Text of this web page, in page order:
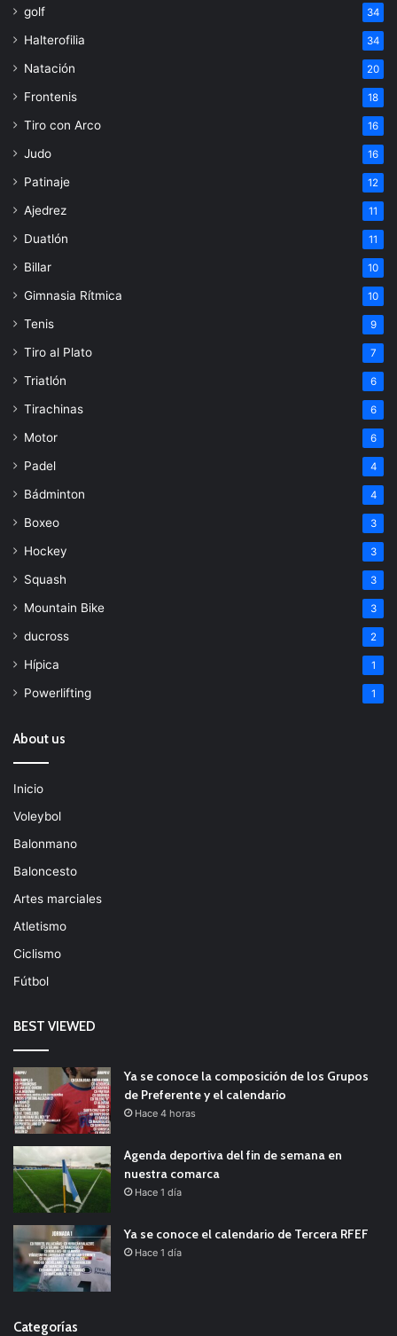
golf 34
Halterofilia 34
Natación 20
Frontenis 18
Tiro con Arco 16
Judo 16
Patinaje 12
Ajedrez 11
Duatlón 11
Billar 10
Gimnasia Rítmica 10
Tenis 9
Tiro al Plato 7
Triatlón 6
Tirachinas 6
Motor 6
Padel 4
Bádminton 4
Boxeo 3
Hockey 3
Squash 3
Mountain Bike 3
ducross 2
Hípica 1
Powerlifting 1
About us
Inicio
Voleybol
Balonmano
Baloncesto
Artes marciales
Atletismo
Ciclismo
Fútbol
BEST VIEWED
Ya se conoce la composición de los Grupos
de Preferente y el calendario
Hace 4 horas
Agenda deportiva del fin de semana en
nuestra comarca
Hace 1 día
Ya se conoce el calendario de Tercera RFEF
Hace 1 día
Categorías